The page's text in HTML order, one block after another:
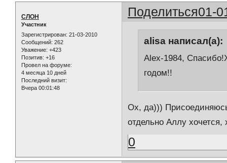
Поделиться01-
СЛОН
Участник
Зарегистрирован: 21-03-2010
Сообщений: 262
Уважение: +423
Позитив: +16
Провел на форуме:
4 месяца 10 дней
Последний визит:
Вчера 00:01:48
alisa написал(а):
Alex-1984,
годом!!
Ох, да)))
отдельно Аллу
0